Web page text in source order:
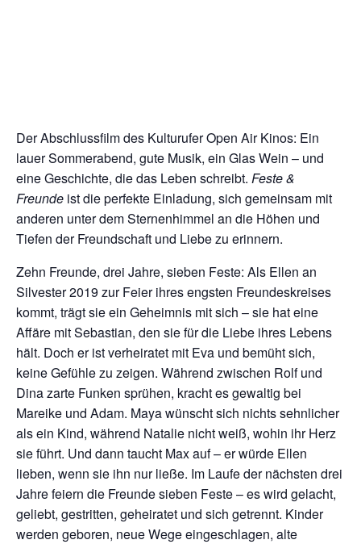
Der Abschlussfilm des Kulturufer Open Air Kinos: Ein
lauer Sommerabend, gute Musik, ein Glas Wein – und
eine Geschichte, die das Leben schreibt. Feste &
Freunde ist die perfekte Einladung, sich gemeinsam mit
anderen unter dem Sternenhimmel an die Höhen und
Tiefen der Freundschaft und Liebe zu erinnern.
Zehn Freunde, drei Jahre, sieben Feste: Als Ellen an
Silvester 2019 zur Feier ihres engsten Freundeskreises
kommt, trägt sie ein Geheimnis mit sich – sie hat eine
Affäre mit Sebastian, den sie für die Liebe ihres Lebens
hält. Doch er ist verheiratet mit Eva und bemüht sich,
keine Gefühle zu zeigen. Während zwischen Rolf und
Dina zarte Funken sprühen, kracht es gewaltig bei
Mareike und Adam. Maya wünscht sich nichts sehnlicher
als ein Kind, während Natalie nicht weiß, wohin ihr Herz
sie führt. Und dann taucht Max auf – er würde Ellen
lieben, wenn sie ihn nur ließe. Im Laufe der nächsten drei
Jahre feiern die Freunde sieben Feste – es wird gelacht,
geliebt, gestritten, geheiratet und sich getrennt. Kinder
werden geboren, neue Wege eingeschlagen, alte